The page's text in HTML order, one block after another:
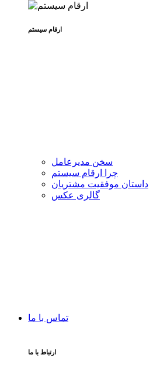
ارقام سیستم
سخن مدیرعامل
چرا ارقام سیستم
داستان موفقیت مشتریان
گالری عکس
تماس با ما
ارتباط با ما